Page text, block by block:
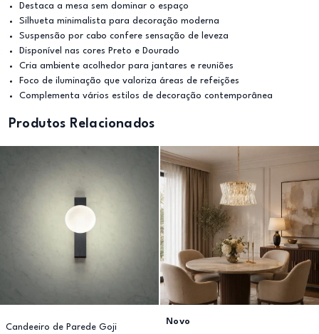
Destaca a mesa sem dominar o espaço
Silhueta minimalista para decoração moderna
Suspensão por cabo confere sensação de leveza
Disponível nas cores Preto e Dourado
Cria ambiente acolhedor para jantares e reuniões
Foco de iluminação que valoriza áreas de refeições
Complementa vários estilos de decoração contemporânea
Produtos Relacionados
Candeeiro de Parede Goji
Novo